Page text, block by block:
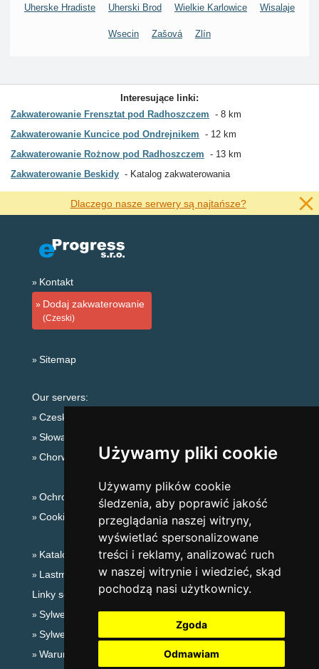
Używamy pliki cookie
Używamy plików cookie
śledzenia, aby poprawić jakość
przeglądania naszej witryny,
wyświetlać spersonalizowane
treści i reklamy, analizować ruch
w naszej witrynie i wiedzieć, skąd
pochodzą nasi użytkownicy.
Zgoda
Odmawiam
Uherske Hradiste Uherski Brod Wielkie Karlowice Wisalaje
Wsecin Zašová Zlín
Interesujące linki:
Zakwaterowanie Frensztat pod Radhoszczem
8 km
Zakwaterowanie Kuncice pod Ondrejnikem
12 km
Zakwaterowanie Rożnow pod Radhoszczem
13 km
Zakwaterowanie Beskidy
Katalog zakwaterowania
Dlaczego nasze serwery są najtańsze?
Kontakt
Dodaj zakwaterowanie
(Czeski)
Sitemap
Our servers:
Czeskie Góry
Słowackie góry
Chorwacja
Ochrona prywatności
Cookies
Katalog zakwaterowania
Lastminute Beskidy
Linky sezonowe:
Sylwester Beskidy
Sylwester w górach 2025/26
Warunki narciarskie